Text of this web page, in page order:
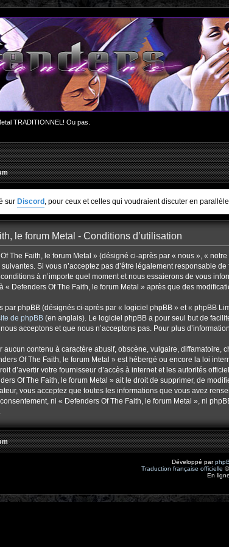
TRADITIONNEL! Ou pas.
sur Discord , pour ceux et celles qui voudraient discuter en
le forum Metal - Conditions d’utilisation
The Faith, le forum Metal » (désigné ci-après par « nous », «
Si vous n’acceptez pas d’être légalement responsable
à n’importe quel moment et nous essaierons de vous
« Defenders Of The Faith, le forum Metal » après que des
par phpBB (désignés ci-après par « logiciel phpBB » et « phpBB
de phpBB (en anglais). Le logiciel phpBB a pour seul but de
acceptons et que nous n’acceptons pas. Pour plus
aucun contenu à caractère abusif, obscène, vulgaire,
Of The Faith, le forum Metal » est hébergé ou encore la loi
d’avertir votre fournisseur d’accès à internet et les autorités
Of The Faith, le forum Metal » ait le droit de supprimer, de
vous acceptez que toutes les informations que vous avez
ni « Defenders Of The Faith, le forum Metal », ni
Développé par
Traduction française officielle ©
En